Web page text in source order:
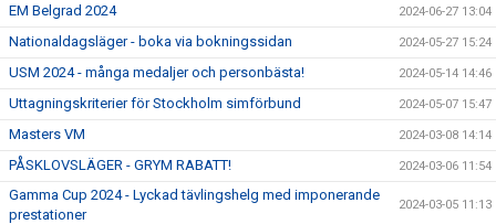
EM Belgrad 2024 2024-06-27 13:04
Nationaldagsläger - boka via bokningssidan 2024-05-27 15:24
USM 2024 - många medaljer och personbästa! 2024-05-14 14:46
Uttagningskriterier för Stockholm simförbund 2024-05-07 15:47
Masters VM 2024-03-08 14:14
PÅSKLOVSLÄGER - GRYM RABATT! 2024-03-06 11:54
Gamma Cup 2024 - Lyckad tävlingshelg med imponerande
prestationer
2024-03-05 11:13